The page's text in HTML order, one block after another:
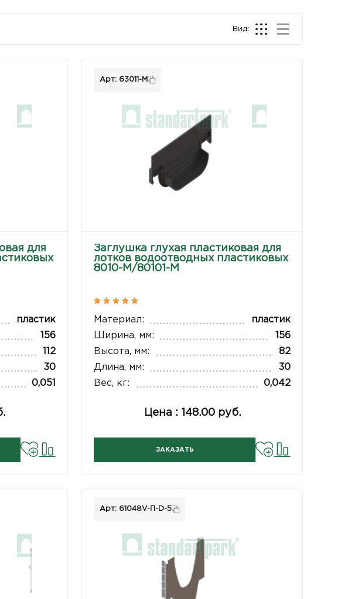
Вид:
для
пластик
156
112
30
0,051
Арт: 63011-М
Заглушка глухая пластиковая для
лотков водоотводных пластиковых
8010-М/80101-М
Материал:
пластик
Ширина, мм:
156
Высота, мм:
82
Длина, мм:
30
Вес, кг:
0,042
Цена : 148.00 руб.
ЗАКАЗАТЬ
Арт: 61048V-П-D-5